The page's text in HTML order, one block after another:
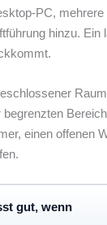
PC,
hinzu.
einen
gut, wenn